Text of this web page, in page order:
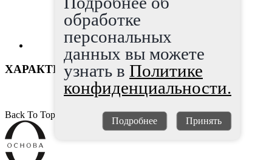
ХАРАКТЕРИСТИКИ
Back To Top
обработке
персональных
данных вы можете
узнать в Политике
конфиденциальности.
Подробнее Принять